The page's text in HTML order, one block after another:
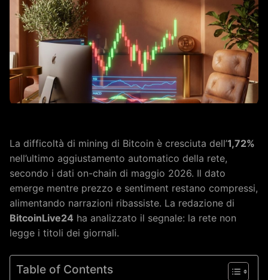
La difficoltà di mining di Bitcoin è cresciuta dell’1,72%
nell’ultimo aggiustamento automatico della rete,
secondo i dati on-chain di maggio 2026. Il dato
emerge mentre prezzo e sentiment restano compressi,
alimentando narrazioni ribassiste. La redazione di
BitcoinLive24 ha analizzato il segnale: la rete non
legge i titoli dei giornali.
Table of Contents